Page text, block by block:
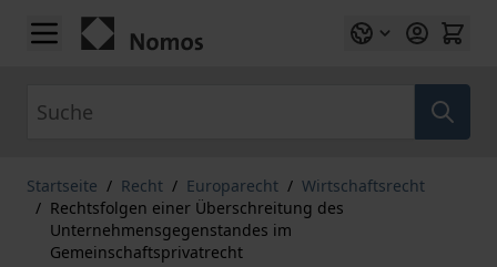
Zum Inhalt springen
Startseite / Recht / Europarecht / Wirtschaftsrecht
/ Rechtsfolgen einer Überschreitung des
Unternehmensgegenstandes im
Gemeinschaftsprivatrecht